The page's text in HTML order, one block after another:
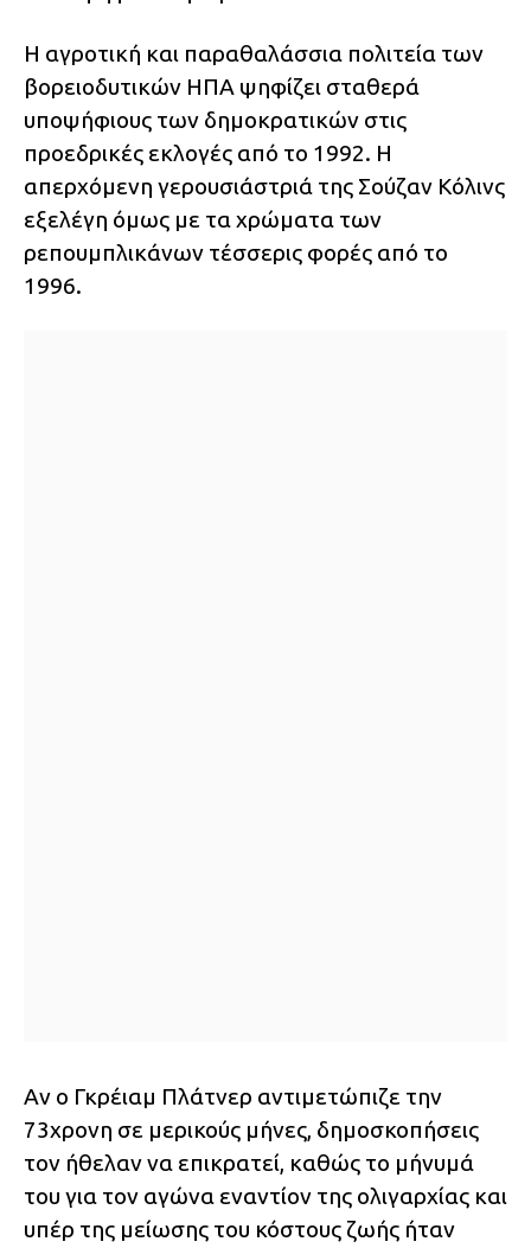
Η αγροτική και παραθαλάσσια πολιτεία των
βορειοδυτικών ΗΠΑ ψηφίζει σταθερά
υποψήφιους των δημοκρατικών στις
προεδρικές εκλογές από το 1992. Η
απερχόμενη γερουσιάστριά της Σούζαν Κόλινς
εξελέγη όμως με τα χρώματα των
ρεπουμπλικάνων τέσσερις φορές από το
1996.
Αν ο Γκρέιαμ Πλάτνερ αντιμετώπιζε την
73χρονη σε μερικούς μήνες, δημοσκοπήσεις
τον ήθελαν να επικρατεί, καθώς το μήνυμά
του για τον αγώνα εναντίον της ολιγαρχίας και
υπέρ της μείωσης του κόστους ζωής ήταν